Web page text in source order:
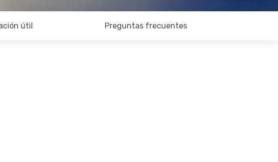
útil Preguntas frecuentes